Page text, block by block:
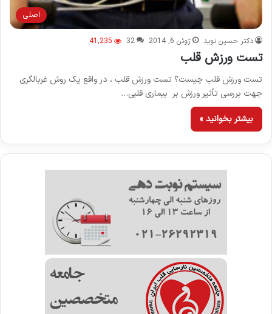
اصلی
دکتر حسین نوید ژوئن 6, 2014 32
41,235
تست ورزش قلب
تست ورزش قلب چیست؟ تست ورزش قلب ، در واقع یک روش غربالگری
جهت بررسی تأثیر ورزش بر بیماری قلبی…
بیشتر بخوانید »